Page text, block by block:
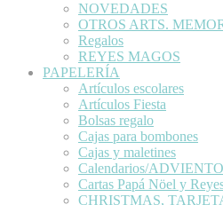
NOVEDADES
OTROS ARTS.
Regalos
REYES MAGOS
PAPELERÍA
Artículos escolares
Artículos Fiesta
Bolsas regalo
Cajas para bombones
Cajas y maletines
Calendarios/ADVIENTO
Cartas Papá Nöel y
CHRISTMAS,